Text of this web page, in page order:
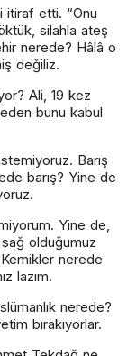
itiraf etti. “Onu
silahla ateş
nerede? Hâlâ o
değiliz.
Ali, 19 kez
bunu kabul
Barış
barış? Yine de
Yine de,
olduğumuz
nerede
lazım.
nerede?
bırakıyorlar.